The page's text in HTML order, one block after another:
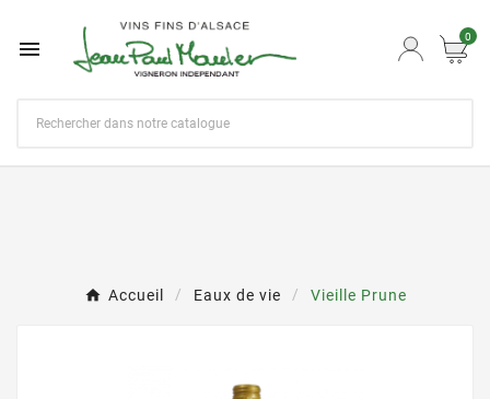
 0
Accueil Eaux de vie Vieille Prune